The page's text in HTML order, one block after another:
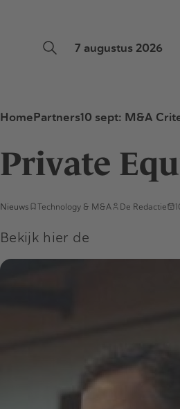
7 augustus 2026
HomePartners10 sept: M&A
Private
Nieuws Technology & M&A De Redactie
Bekijk hier de